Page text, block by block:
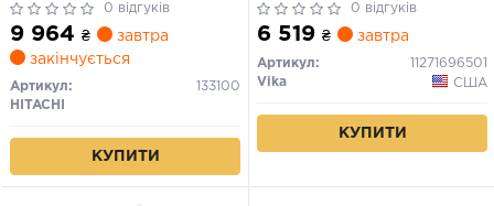
0 відгуків
9 964 ₴
завтра
закінчується
Артикул:
133100
HITACHI
КУПИТИ
0 відгуків
6 519 ₴ завтра
Артикул:
11271696501
Vika
США
КУПИТИ